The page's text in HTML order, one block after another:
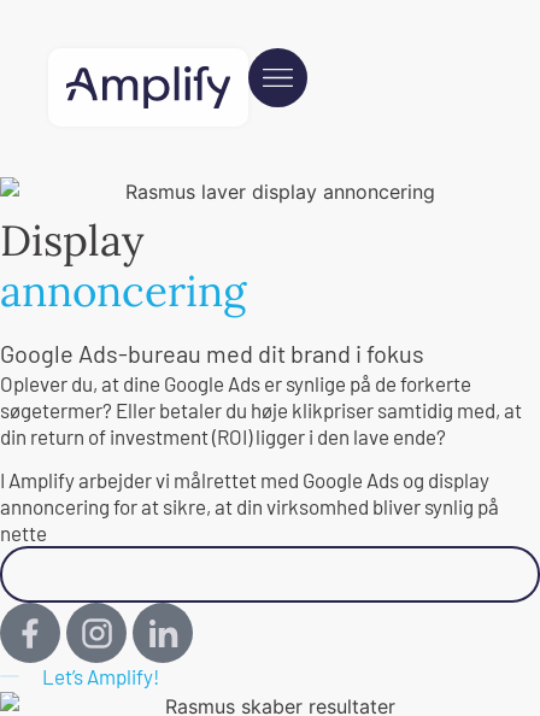
Display
annoncering
Google Ads-bureau med dit brand i fokus
Oplever du, at dine Google Ads er synlige på de forkerte
søgetermer? Eller betaler du høje klikpriser samtidig med, at
din return of investment (ROI) ligger i den lave ende?
I Amplify arbejder vi målrettet med Google Ads og display
annoncering for at sikre, at din virksomhed bliver synlig på
nette
Let’s Amplify!